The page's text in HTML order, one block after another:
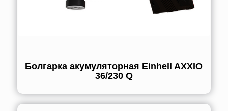
Болгарка акумуляторная Einhell AXXIO
36/230 Q